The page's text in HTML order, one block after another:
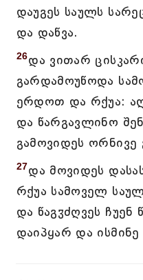
დაუგეს საულს
და დაწვა.
26და ვითარ
გარდამოუწოდა
ერდოთ და რქუა:
და წარგავლინო
გამოვიდეს ორნივე
27და მოვიდეს
რქუა სამოველ
და წაგჳძღვეს ჩუენ
დაიპყარ და